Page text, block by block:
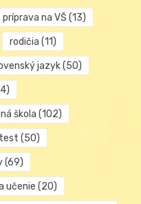
príprava na VŠ (13)
rodičia (11)
jazyk(50)
škola (102)
test (50)
(69)
učenie (20)